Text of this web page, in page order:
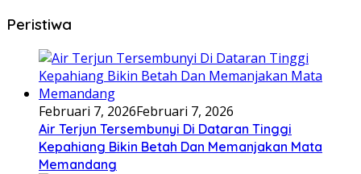
Peristiwa
Februari 7, 2026Februari 7, 2026
Air Terjun Tersembunyi Di Dataran Tinggi
Kepahiang Bikin Betah Dan Memanjakan Mata
Memandang